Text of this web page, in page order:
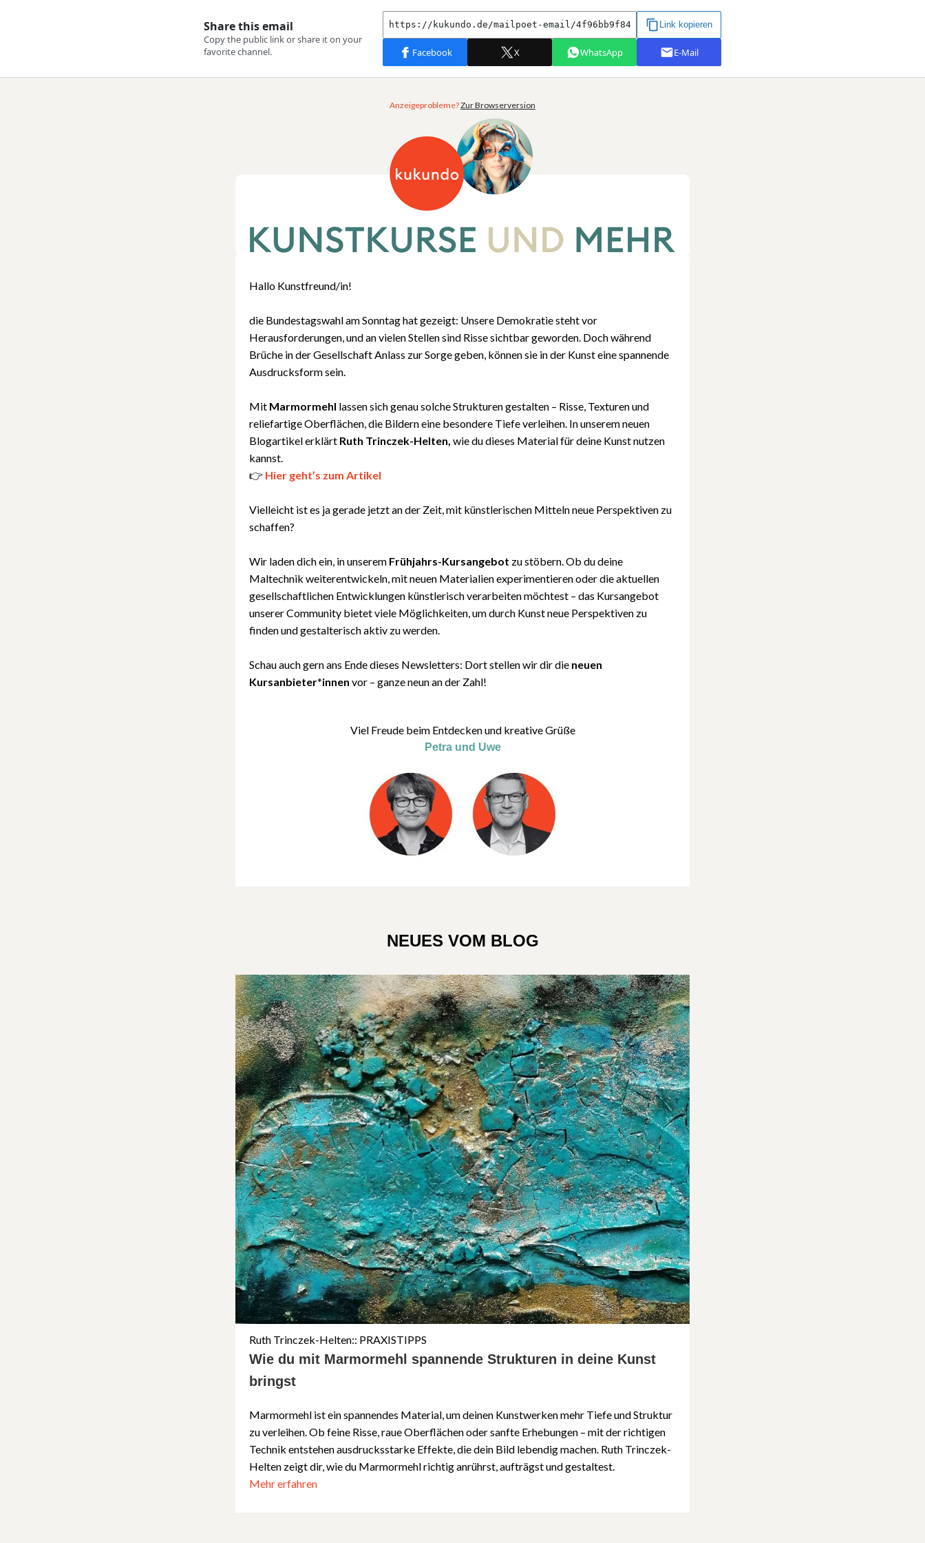
Anzeigeprobleme?Zur Browserversion
Hallo Kunstfreund/in!
die Bundestagswahl am Sonntag hat gezeigt: Unsere Demokratie steht vor
Herausforderungen, und an vielen Stellen sind Risse sichtbar geworden. Doch während
Brüche in der Gesellschaft Anlass zur Sorge geben, können sie in der Kunst eine spannende
Ausdrucksform sein.
Mit Marmormehl lassen sich genau solche Strukturen gestalten – Risse, Texturen und
reliefartige Oberflächen, die Bildern eine besondere Tiefe verleihen. In unserem neuen
Blogartikel erklärt Ruth Trinczek-Helten, wie du dieses Material für deine Kunst nutzen
kannst.
👉 Hier geht’s zum Artikel
Vielleicht ist es ja gerade jetzt an der Zeit, mit künstlerischen Mitteln neue Perspektiven zu
schaffen?
Wir laden dich ein, in unserem Frühjahrs-Kursangebot zu stöbern. Ob du deine
Maltechnik weiterentwickeln, mit neuen Materialien experimentieren oder die aktuellen
gesellschaftlichen Entwicklungen künstlerisch verarbeiten möchtest – das Kursangebot
unserer Community bietet viele Möglichkeiten, um durch Kunst neue Perspektiven zu
finden und gestalterisch aktiv zu werden.
Schau auch gern ans Ende dieses Newsletters: Dort stellen wir dir die neuen
Kursanbieter*innen vor – ganze neun an der Zahl!
Viel Freude beim Entdecken und kreative Grüße
Petra und Uwe
NEUES VOM BLOG
Ruth Trinczek-Helten:: PRAXISTIPPS
Wie du mit Marmormehl spannende Strukturen in deine Kunst
bringst
Marmormehl ist ein spannendes Material, um deinen Kunstwerken mehr Tiefe und Struktur
zu verleihen. Ob feine Risse, raue Oberflächen oder sanfte Erhebungen – mit der richtigen
Technik entstehen ausdrucksstarke Effekte, die dein Bild lebendig machen. Ruth Trinczek-
Helten zeigt dir, wie du Marmormehl richtig anrührst, aufträgst und gestaltest.
Mehr erfahren